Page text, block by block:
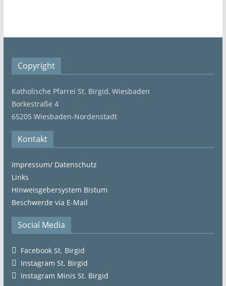
Copyright
Katholische Pfarrei St. Birgid, Wiesbaden
Borkestraße 4
65205 Wiesbaden-Nordenstadt
Kontakt
Impressum/ Datenschutz
Links
Hinweisgebersystem Bistum
Beschwerde via E-Mail
Social Media
Facebook St. Birgid
Instagram St. Birgid
Instagram Minis St. Birgid